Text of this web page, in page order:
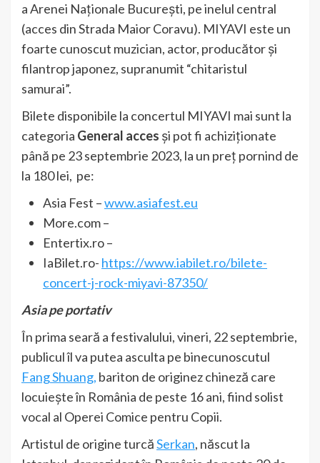
a Arenei Naționale București, pe inelul central
(acces din Strada Maior Coravu). MIYAVI este un
foarte cunoscut muzician, actor, producător și
filantrop japonez, supranumit “chitaristul
samurai”.
Bilete disponibile la concertul MIYAVI mai sunt la
categoria General acces și pot fi achiziționate
până pe 23 septembrie 2023, la un preț pornind de
la 180 lei, pe:
Asia Fest –www.asiafest.eu
More.com –
Entertix.ro –
IaBilet.ro- https://www.iabilet.ro/bilete-
concert-j-rock-miyavi-87350/
Asia pe portativ
În prima seară a festivalului, vineri, 22 septembrie,
publicul îl va putea asculta pe binecunoscutul
Fang Shuang, bariton de originez chineză care
locuiește în România de peste 16 ani, fiind solist
vocal al Operei Comice pentru Copii.
Artistul de origine turcăSerkan, născut la